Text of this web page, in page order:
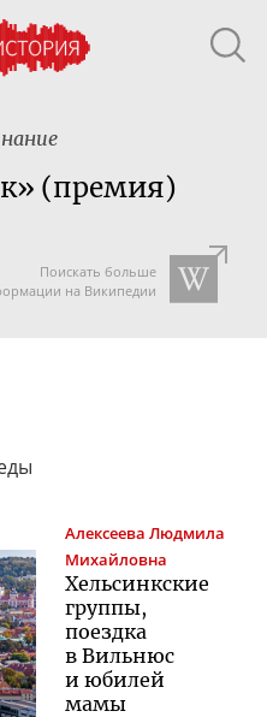
(премия)
Поискать больше
на Википедии
Алексеева Людмила
Михайловна
Хельсинкские
группы,
поездка
в Вильнюс
и юбилей
мамы